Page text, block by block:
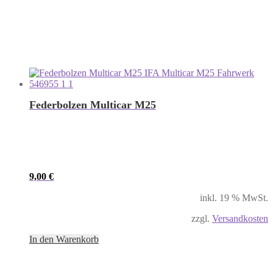
Federbolzen Multicar M25
9,00 €
inkl. 19 % MwSt.
zzgl. Versandkosten
In den Warenkorb